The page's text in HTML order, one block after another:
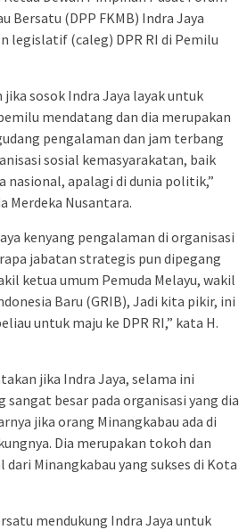
Bersatu (DPP FKMB) Indra Jaya
legislatif (caleg) DPR RI di Pemilu
sosok Indra Jaya layak untuk
mendatang dan dia merupakan
pengalaman dan jam terbang
sosial kemasyarakatan, baik
nasional, apalagi di dunia politik,”
Merdeka Nusantara.
kenyang pengalaman di organisasi
jabatan strategis pun dipegang
ketua umum Pemuda Melayu, wakil
Baru (GRIB), Jadi kita pikir, ini
untuk maju ke DPR RI,” kata H.
jika Indra Jaya, selama ini
besar pada organisasi yang dia
jika orang Minangkabau ada di
Dia merupakan tokoh dan
dari Minangkabau yang sukses di Kota
mendukung Indra Jaya untuk